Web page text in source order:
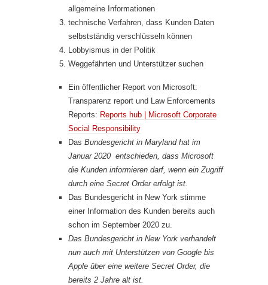
allgemeine Informationen
technische Verfahren, dass Kunden Daten
selbstständig verschlüsseln können
Lobbyismus in der Politik
Weggefährten und Unterstützer suchen
Ein öffentlicher Report von Microsoft:
Transparenz report und Law Enforcements
Reports: Reports hub | Microsoft Corporate
Social Responsibility
Das Bundesgericht in Maryland hat im
Januar 2020 entschieden, dass Microsoft
die Kunden informieren darf, wenn ein Zugriff
durch eine Secret Order erfolgt ist.
Das Bundesgericht in New York stimme
einer Information des Kunden bereits auch
schon im September 2020 zu.
Das Bundesgericht in New York verhandelt
nun auch mit Unterstützen von Google bis
Apple über eine weitere Secret Order, die
bereits 2 Jahre alt ist.